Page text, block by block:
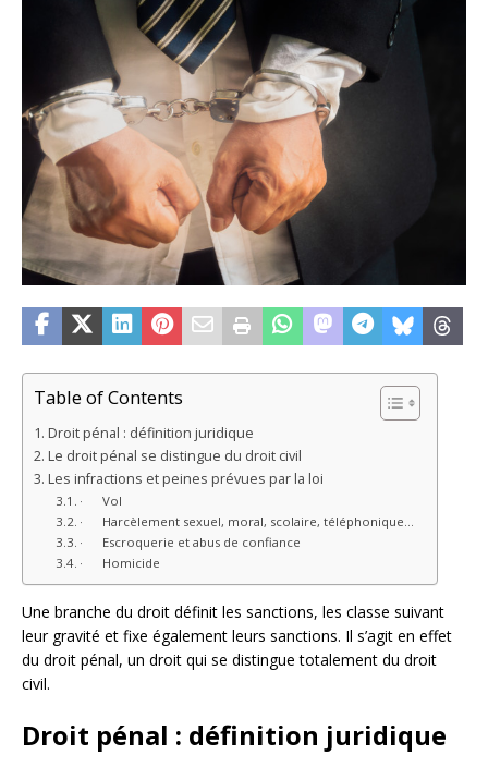
Table of Contents
Droit pénal : définition juridique
Le droit pénal se distingue du droit civil
Les infractions et peines prévues par la loi
· Vol
· Harcèlement sexuel, moral, scolaire, téléphonique…
· Escroquerie et abus de confiance
· Homicide
Une branche du droit définit les sanctions, les classe suivant
leur gravité et fixe également leurs sanctions. Il s’agit en effet
du droit pénal, un droit qui se distingue totalement du droit
civil.
Droit pénal : définition juridique